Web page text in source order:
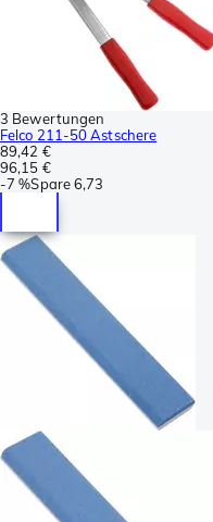
3 Bewertungen
Felco 211-50 Astschere
89,42 €
96,15 €
-7 %Spare6,73